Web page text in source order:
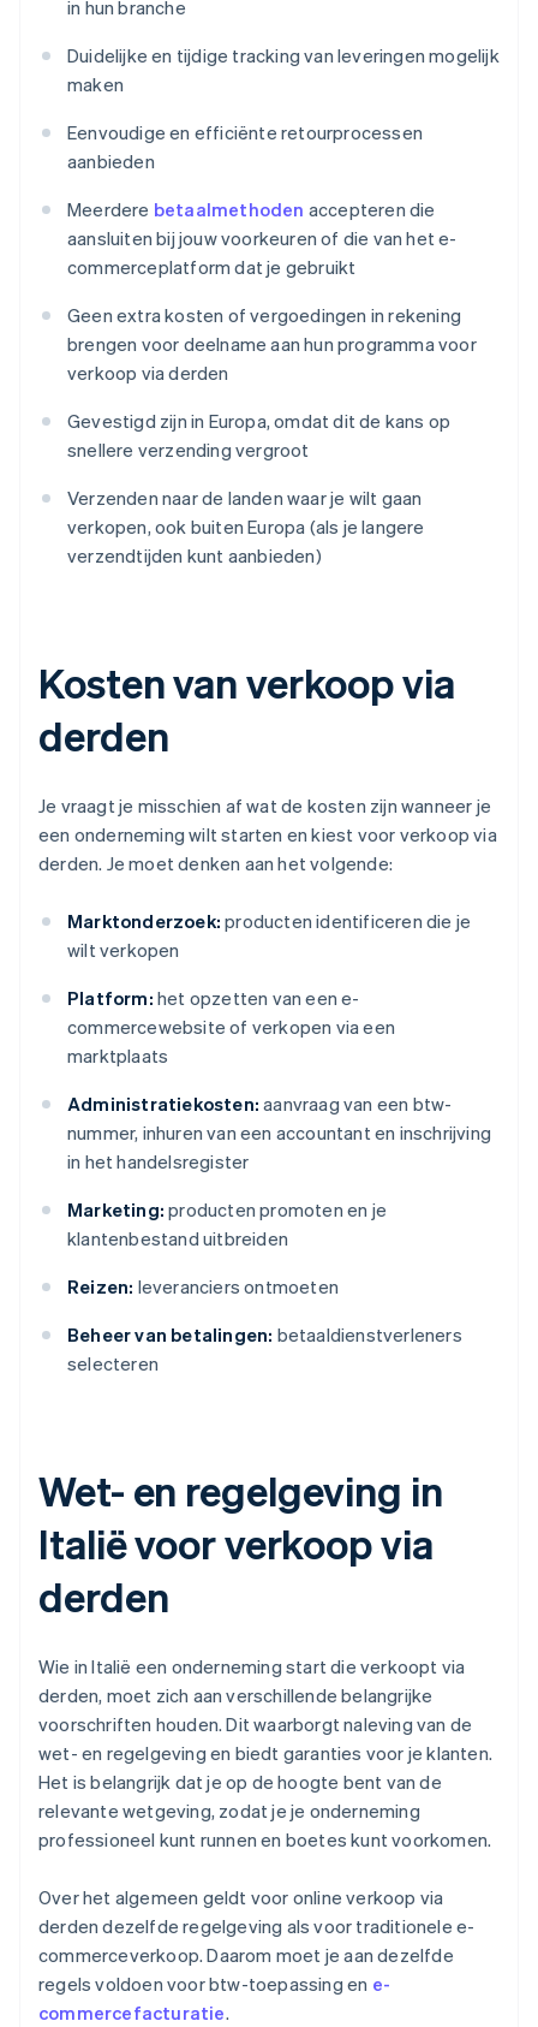
in hun branche
Duidelijke en tijdige tracking van leveringen mogelijk
maken
Eenvoudige en efficiënte retourprocessen
aanbieden
Meerdere betaalmethoden accepteren die
aansluiten bij jouw voorkeuren of die van het e-
commerceplatform dat je gebruikt
Geen extra kosten of vergoedingen in rekening
brengen voor deelname aan hun programma voor
verkoop via derden
Gevestigd zijn in Europa, omdat dit de kans op
snellere verzending vergroot
Verzenden naar de landen waar je wilt gaan
verkopen, ook buiten Europa (als je langere
verzendtijden kunt aanbieden)
Kosten van verkoop via
derden
Je vraagt je misschien af wat de kosten zijn wanneer je
een onderneming wilt starten en kiest voor verkoop via
derden. Je moet denken aan het volgende:
Marktonderzoek: producten identificeren die je
wilt verkopen
Platform: het opzetten van een e-
commercewebsite of verkopen via een
marktplaats
Administratiekosten: aanvraag van een btw-
nummer, inhuren van een accountant en inschrijving
in het handelsregister
Marketing: producten promoten en je
klantenbestand uitbreiden
Reizen: leveranciers ontmoeten
Beheer van betalingen: betaaldienstverleners
selecteren
Wet- en regelgeving in
Italië voor verkoop via
derden
Wie in Italië een onderneming start die verkoopt via
derden, moet zich aan verschillende belangrijke
voorschriften houden. Dit waarborgt naleving van de
wet- en regelgeving en biedt garanties voor je klanten.
Het is belangrijk dat je op de hoogte bent van de
relevante wetgeving, zodat je je onderneming
professioneel kunt runnen en boetes kunt voorkomen.
Over het algemeen geldt voor online verkoop via
derden dezelfde regelgeving als voor traditionele e-
commerceverkoop. Daarom moet je aan dezelfde
regels voldoen voor btw-toepassing en e-
commercefacturatie.